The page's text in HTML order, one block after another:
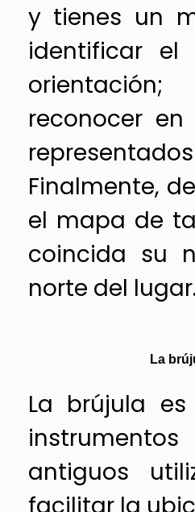
y tienes un
identificar el
reconocer
Finalmente,
el mapa de
coincida su
norte del lugar.
La
La brújula
antiguos
facilitar la